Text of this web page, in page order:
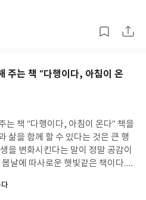
모든 두려움에서 자유를 얻는다.(8
아낸다. 믿음의 길로 나아가게 한
심이 있으므로 나는 그분 안에서 모
책을 읽고나서 이해할 수 있게 되었
잔소리하는 엄마에 대한 영향력이
지도 모른다는 것이다. 유년기의 경
다.이 책은 크게 3부로 구성되어 있
제목으로 성격형성원리와 방어
징화.지식화.격리.전치.취소.분리.
.합리화)을 설명하여 주신다.학부때
르면서 마치 강의실에서 강의를 듣
로 쓰여져서 읽고 이해하기 편안했
해 말한다. 이런 주차형태
성격장애를 재미있게 설명하고 있
처럼 구수하다. 성격장애를 읽으
주는 책 “다행이다, 아침이 온
책 “다행이다, 아침이 온다” 책을
삶을 함께 할 수 있다는 것은 큰 행
을 변화시킨다는 말이 정말 공감이
날에 따사로운 햇빛같은 책이다.
다. 나는 이 책을 읽으며 울기도 하